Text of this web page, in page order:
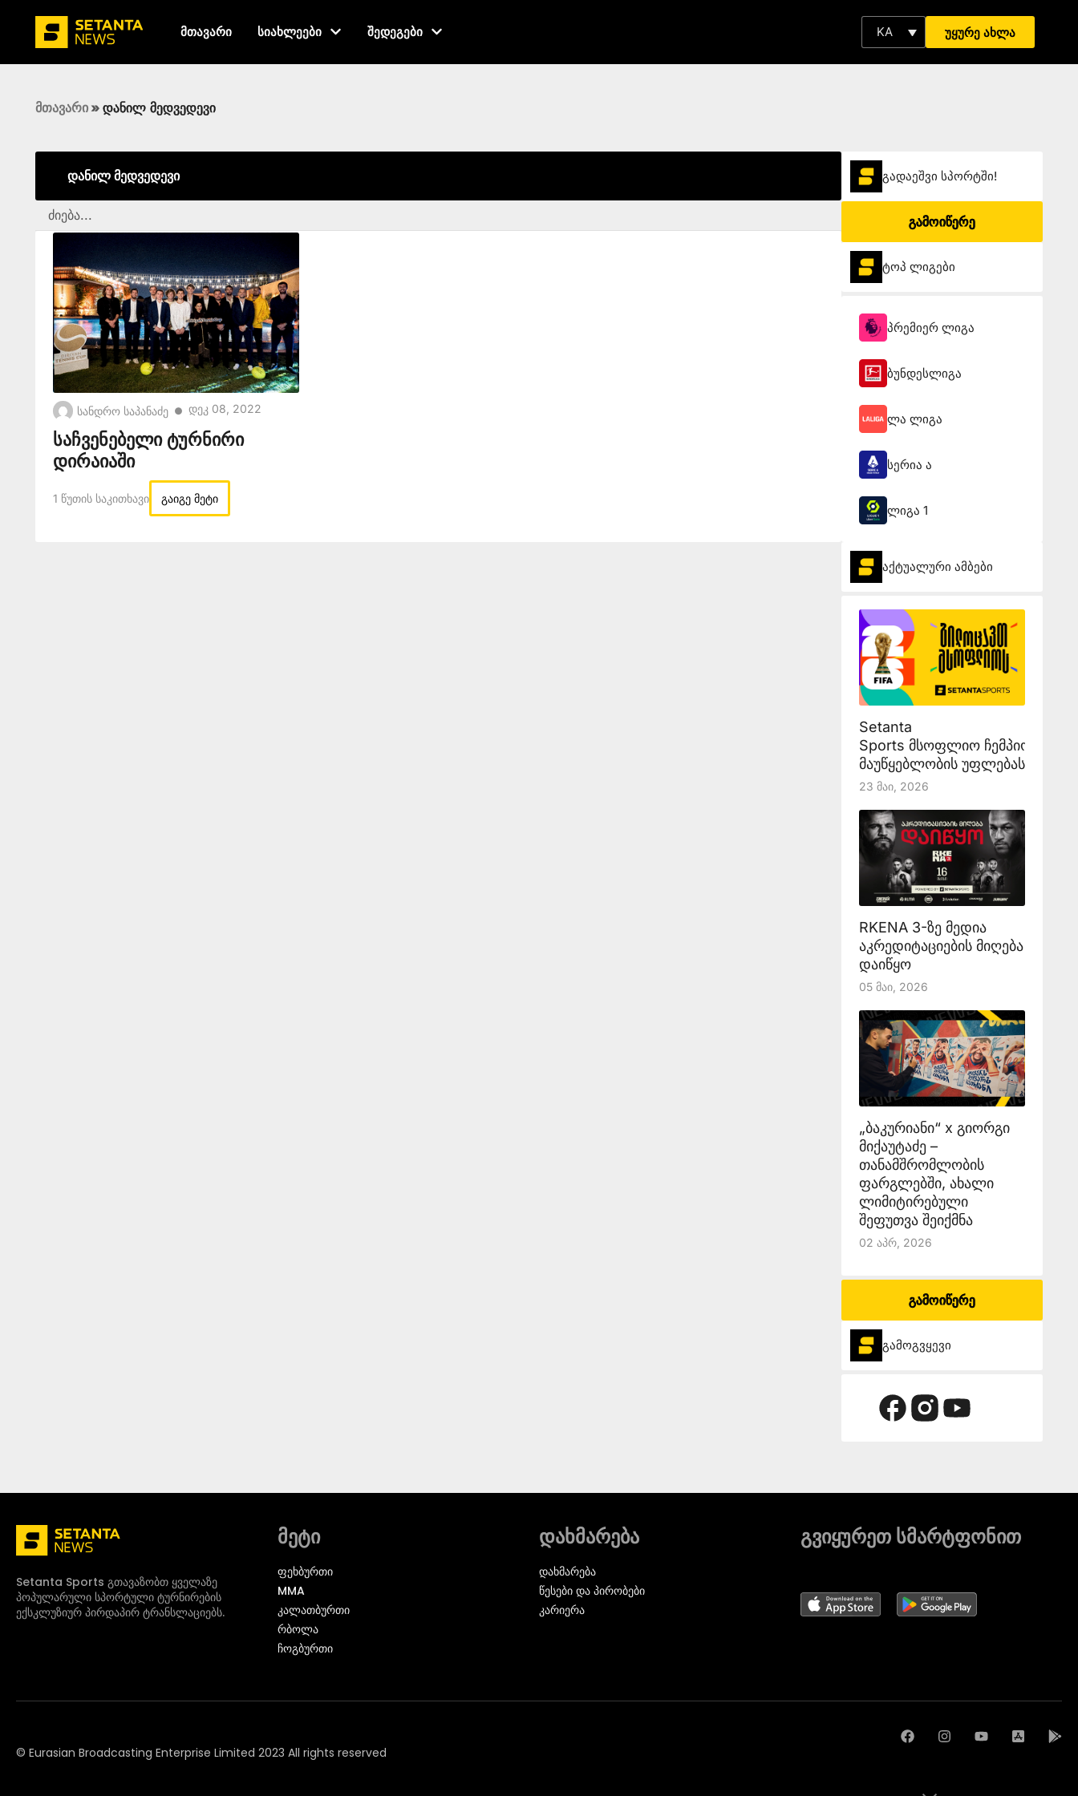
მთავარი სიახლეები შედეგები KA უყურე ახლა
მთავარი » დანილ მედვედევი
დანილ მედვედევი
სანდრო საპანაძე ● Დეკ 08, 2022
საჩვენებელი ტურნირი
დირაიაში
1 Წუთის Საკითხავი გაიგე მეტი
გადაეშვი სპორტში!
გამოიწერე
ტოპ ლიგები
პრემიერ ლიგა
ბუნდესლიგა
ლა ლიგა
სერია ა
ლიგა 1
აქტუალური ამბები
Setanta
Sports მსოფლიო ჩემპიონატის
მაუწყებლობის უფლებას
23 Მაი, 2026
RKENA 3-ზე მედია
აკრედიტაციების მიღება
დაიწყო
05 Მაი, 2026
„ბაკურიანი“ x გიორგი
მიქაუტაძე –
თანამშრომლობის
ფარგლებში, ახალი
ლიმიტირებული
შეფუთვა შეიქმნა
02 Აპრ, 2026
გამოიწერე
გამოგვყევი
Setanta Sports გთავაზობთ ყველაზე
პოპულარული სპორტული ტურნირების
ექსკლუზიურ პირდაპირ ტრანსლაციებს.
მეტი
ᲤᲔᲮᲑᲣᲠᲗᲘ
MMA
ᲙᲐᲚᲐᲗᲑᲣᲠᲗᲘ
ᲠᲑᲝᲚᲐ
ᲩᲝᲒᲑᲣᲠᲗᲘ
დახმარება
დახმარება
წესები და პირობები
კარიერა
გვიყურეთ სმარტფონით
© Eurasian Broadcasting Enterprise Limited 2023 All rights reserved